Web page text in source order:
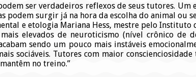
ser verdadeiros reflexos de seus tutores.
podem surgir já na hora da escolha do animal ou
e etologia Mariana Hess, mestre pelo
elevados de neuroticismo (nível crônico de
sendo um pouco mais instáveis
sociáveis. Tutores com maior
no treino.”